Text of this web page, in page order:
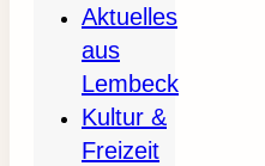
Aktuelles
aus
Lembeck
Kultur &
Freizeit